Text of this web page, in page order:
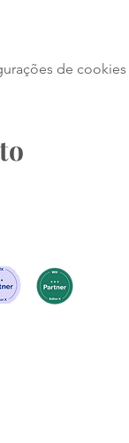
de cookies